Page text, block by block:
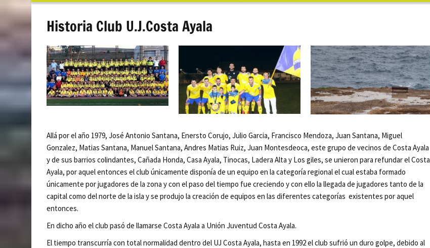
contenido
Historia Club U.J.Costa Ayala
Allá por el año 1979, José Antonio Santana, Enersto Corujo, Julio Garcia, Francisco Mendoza, Juan Santana, Miguel
Gonzalez, Matias Santana, Manuel Santana, Andres Matias Ruiz, Juan Montesdeoca, este grupo de vecinos de Costa Ayala
y de sus barrios colindantes, Cañada Honda, Casa Ayala, Tinocas, Ladera Alta y Los giles, se unieron para refundar el Costa
Ayala, por aquel entonces el club únicamente disponía de un equipo en la categoría regional el cual estaba formado
únicamente por jugadores de la zona y con el paso del tiempo fue creciendo y con ello la llegada de jugadores tanto de la
capital como del norte de la isla y se produjo la creación de equipos en las diferentes categorías existentes por aquel
entonces.
En dicho año el club pasó de llamarse Costa Ayala a Unión Juventud Costa Ayala.
El tiempo transcurría con total normalidad dentro del UJ Costa Ayala, hasta en 1992 el club sufrió un duro golpe, debido al